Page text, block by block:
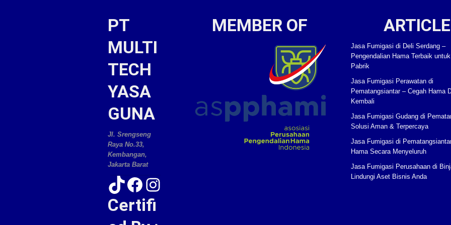
PT
MULTI
TECH
YASA
GUNA
Jl. Srengseng
Raya No.33,
Kembangan,
Jakarta Barat
TikTok Facebook Instagram
Certifi
MEMBER OF ARTICLE
Jasa Fumigasi di Deli Serdang –
Pengendalian Hama Terbaik
Pabrik
Jasa Fumigasi Perawatan di
Pematangsiantar – Cegah Hama
Kembali
Jasa Fumigasi Gudang di
Solusi Aman & Terpercaya
Jasa Fumigasi di
Hama Secara Menyeluruh
Jasa Fumigasi Perusahaan di
Lindungi Aset Bisnis Anda